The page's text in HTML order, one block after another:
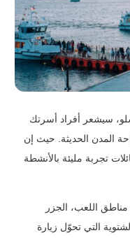
سيشعر أفراد أسرتك
المدن الحديثة. حيث إن
تجربة مليئة بالأنشطة
مناطق اللعب، الجزر
التي تحوّل زيارة